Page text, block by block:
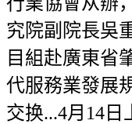
究院副院長吳
目組赴廣東省
代服務業發展
交换...4月14